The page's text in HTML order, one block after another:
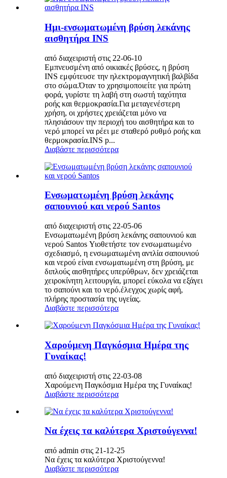
Ημι-ενσωματωμένη βρύση λεκάνης
αισθητήρα INS
από διαχειριστή στις 22-06-10
Εμπνευσμένη από οικιακές βρύσες, η βρύση
INS εμφύτευσε την ηλεκτρομαγνητική βαλβίδα
στο σώμα.Όταν το χρησιμοποιείτε για πρώτη
φορά, γυρίστε τη λαβή στη σωστή ταχύτητα
ροής και θερμοκρασία.Για μεταγενέστερη
χρήση, οι χρήστες χρειάζεται μόνο να
πλησιάσουν την περιοχή του αισθητήρα και το
νερό μπορεί να ρέει με σταθερό ρυθμό ροής και
θερμοκρασία.INS p...
Διαβάστε περισσότερα
Ενσωματωμένη βρύση λεκάνης
σαπουνιού και νερού Santos
από διαχειριστή στις 22-05-06
Ενσωματωμένη βρύση λεκάνης σαπουνιού και
νερού Santos Υιοθετήστε τον ενσωματωμένο
σχεδιασμό, η ενσωματωμένη αντλία σαπουνιού
και νερού είναι ενσωματωμένη στη βρύση, με
διπλούς αισθητήρες υπερύθρων, δεν χρειάζεται
χειροκίνητη λειτουργία, μπορεί εύκολα να εξάγει
το σαπούνι και το νερό.έλεγχος χωρίς αφή,
πλήρης προστασία της υγείας.
Διαβάστε περισσότερα
Χαρούμενη Παγκόσμια Ημέρα της
Γυναίκας!
από διαχειριστή στις 22-03-08
Χαρούμενη Παγκόσμια Ημέρα της Γυναίκας!
Διαβάστε περισσότερα
Να έχεις τα καλύτερα Χριστούγεννα!
από admin στις 21-12-25
Να έχεις τα καλύτερα Χριστούγεννα!
Διαβάστε περισσότερα